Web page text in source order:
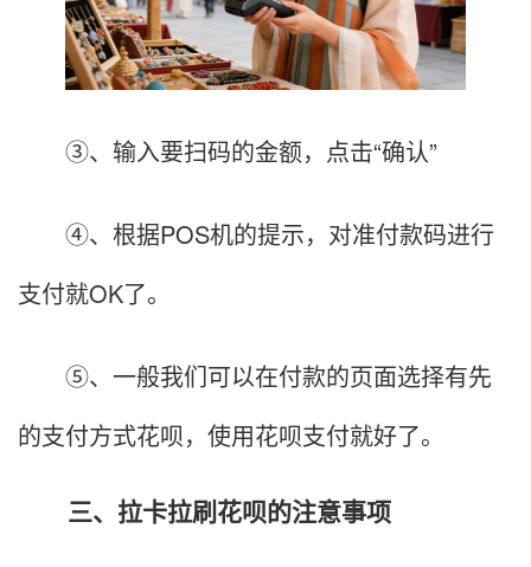
③、输入要扫码的金额，点击“确认”
④、根据POS机的提示，对准付款码进行
支付就OK了。
⑤、一般我们可以在付款的页面选择有先
的支付方式花呗，使用花呗支付就好了。
三、拉卡拉刷花呗的注意事项